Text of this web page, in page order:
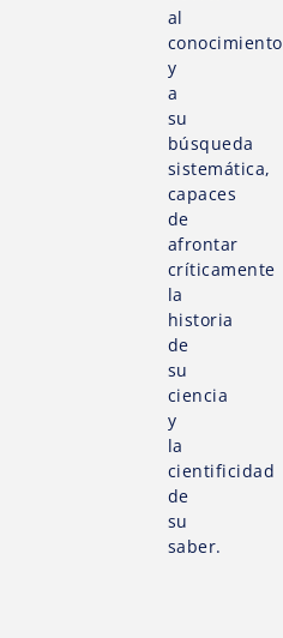
al
conocimiento
y
a
su
búsqueda
sistemática,
capaces
de
afrontar
críticamente
la
historia
de
su
ciencia
y
la
cientificidad
de
su
saber.